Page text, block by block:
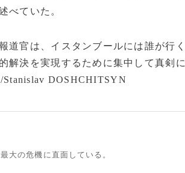
べていた。
道官は、イスタンブールには誰が行く
解決を実現するために集中して真剣に
DOSHCHITSYN
大の危機に直面している。